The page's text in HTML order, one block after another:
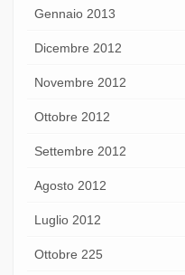
Gennaio 2013
Dicembre 2012
Novembre 2012
Ottobre 2012
Settembre 2012
Agosto 2012
Luglio 2012
Ottobre 225